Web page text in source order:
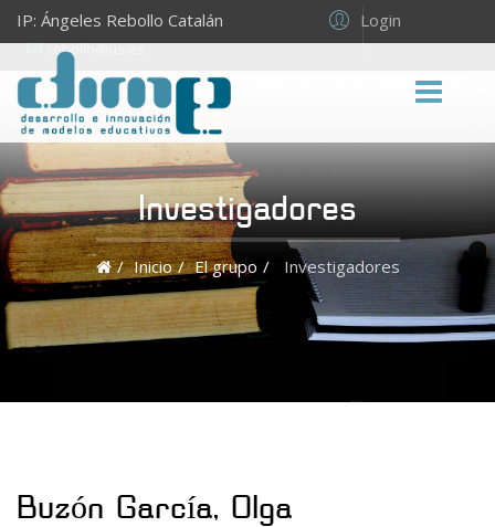
Login
IP: Ángeles Rebollo Catalán
rebollo@us.es
Investigadores
Inicio El grupo Investigadores
Buzón García, Olga